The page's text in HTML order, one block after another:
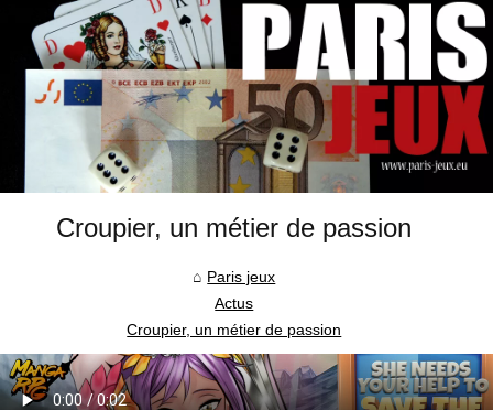
Croupier, un métier de passion
Paris jeux
Actus
Croupier, un métier de passion